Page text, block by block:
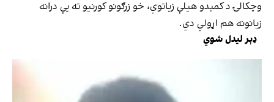
وچکالۍ د کمېدو هیلې زیاتوي، خو زرګونو کورنیو ته یې درانه
زیانونه هم اړولي دي.
ډېر لیدل شوي